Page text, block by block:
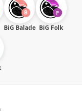
BiG Balade BiG Folk